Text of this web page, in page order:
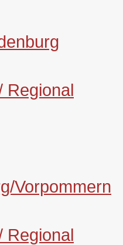
Regional
Vorpommern
Regional